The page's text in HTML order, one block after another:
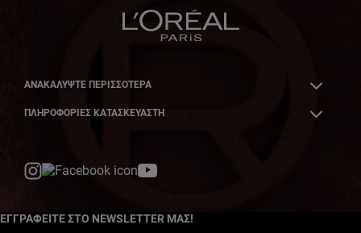
ΑΝΑΚΑΛΎΨΤΕ ΠΕΡΙΣΣΌΤΕΡΑ
ΠΛΗΡΟΦΟΡΙΕΣ ΚΑΤΑΣΚΕΥΑΣΤΗ
ΕΓΓΡΑΦΕΙΤΕ ΣΤΟ NEWSLETTER ΜΑΣ!